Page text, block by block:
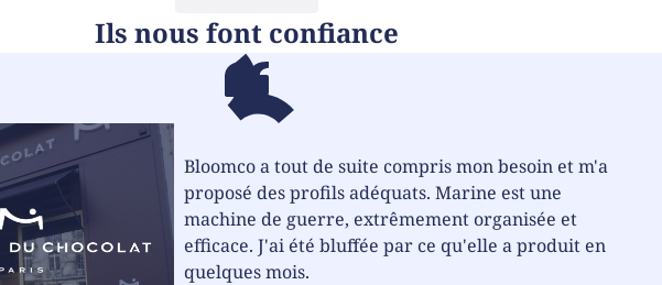
Ils nous font confiance
Bloomco a tout de suite compris mon besoin et m'a
proposé des profils adéquats. Marine est une
machine de guerre, extrêmement organisée et
efficace. J'ai été bluffée par ce qu'elle a produit en
quelques mois.